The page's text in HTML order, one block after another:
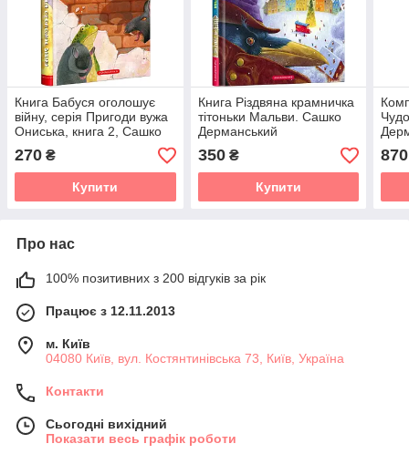
Книга Бабуся оголошує
війну, серія Пригоди вужа
Ониська, книга 2, Сашко
Дерманський
270 ₴
Купити
Книга Різдвяна крамничка
тітоньки Мальви. Сашко
Дерманський
350₴
Купити
870
Про нас
100% позитивних з 200 відгуків за рік
Працює з 12.11.2013
м. Київ
04080 Київ, вул. Костянтинівська 73, Київ, Україна
Контакти
Сьогодні вихідний
Показати весь графік роботи